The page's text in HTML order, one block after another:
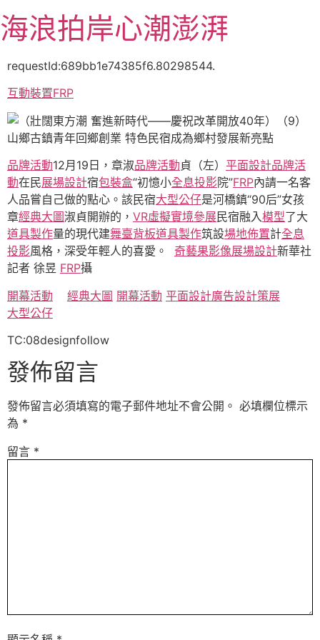
至
主
容
海浪拍岸心潮澎湃
requestId:689bb1e74385f6.80298544.
互動裝置FRP
品牌活動12月19日，章淑品牌活動貞（左） 平面設計品牌活
動在民展場設計宿包裝盒“初憶小全息投影院”FRP內請一名客
人品嘗自己做的點心。該民宿大型公仔是河橋鎮“90后”女孩
章經典大圖淑貞開辦的， VR虛擬實境參展民宿融入模型了大
道具製作量的現代建舞臺背板道具製作筑設場地佈置計全息
投影風格，深受年輕人的喜愛。 奇藝果影像展場設計新華社
記者 徐昱 FRP攝
開幕活動
經典大圖 開幕活動 平面設計廣告設計策展
大型公仔
TC:08designfollow
發佈留言
發佈留言必須填寫的電子郵件地址不會公開。 必填欄位標示
為 *
留言 *